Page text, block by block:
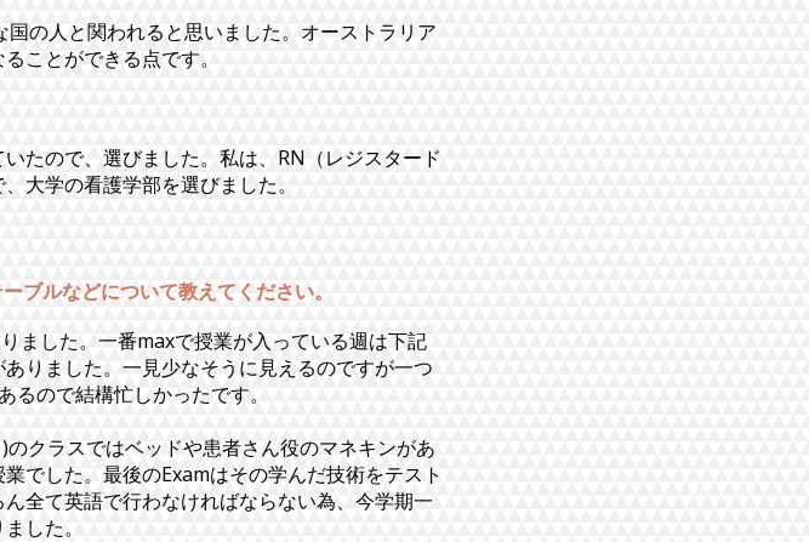
の人と関われると思いました。オーストラリア
ことができる点です。
たので、選びました。私は、RN（レジスタード
大学の看護学部を選びました。
ブルなどについて教えてください。
ました。一番maxで授業が入っている週は下記
りました。一見少なそうに見えるのですが一つ
ので結構忙しかったです。
クラスではベッドや患者さん役のマネキンがあ
でした。最後のExamはその学んだ技術をテスト
全て英語で行わなければならない為、今学期一
した。